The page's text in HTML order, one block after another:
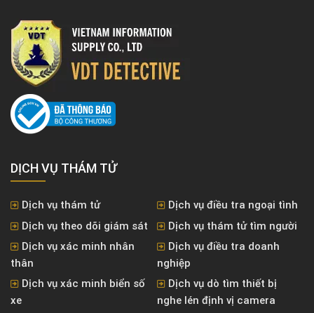
DỊCH VỤ THÁM TỬ
Dịch vụ thám tử
Dịch vụ điều tra ngoại tình
Dịch vụ theo dõi giám sát
Dịch vụ thám tử tìm người
Dịch vụ xác minh nhân
thân
Dịch vụ điều tra doanh
nghiệp
Dịch vụ xác minh biển số
xe
Dịch vụ dò tìm thiết bị
nghe lén định vị camera